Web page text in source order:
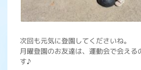
次回も元気に登園してくださいね。
月曜登園のお友達は、運動会で会える
す♪